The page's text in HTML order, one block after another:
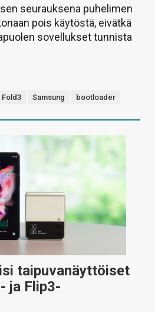
seurauksena puhelimen
pois käytöstä, eivätkä
sovellukset tunnista
Fold3 Samsung bootloader
taipuvanäyttöiset
ja Flip3-